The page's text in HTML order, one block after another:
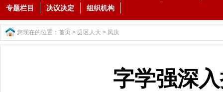
专题栏目
决议决定 组织机构
您现在的位置： 首页 > 县区人大 > 凤庆
字学强深